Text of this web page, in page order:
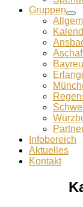
Gruppen
Infobereich
Aktuelles
Kontakt